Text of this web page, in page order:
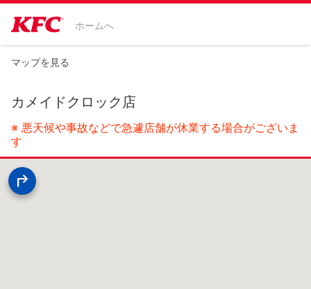
ホームへ
マップを見る
カメイドクロック店
※ 悪天候や事故などで急遽店舗が休業する場合がございま
す